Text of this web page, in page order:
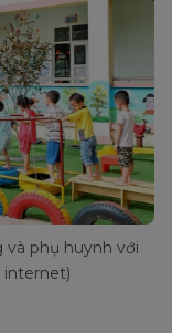
và phụ huynh với
internet)